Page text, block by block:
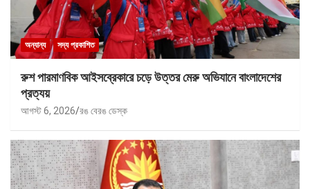
অন্যান্য সদ্য প্রকাশিত
রুশ পারমাণবিক আইসব্রেকারে চড়ে উত্তর মেরু অভিযানে বাংলাদেশের
প্রত্যয়
আগস্ট 6, 2026 রঙ বেরঙ ডেস্ক